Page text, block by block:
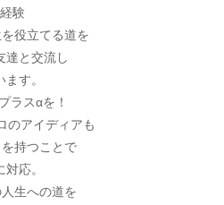
験
役立てる道を
達と交流し
す。
ラスαを！
のアイディアも
持つことで
応。
生への道を